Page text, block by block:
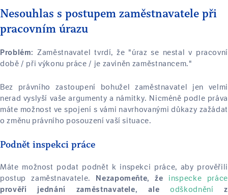
Nesouhlas s postupem zaměstnavatele při
pracovním úrazu
Problém: Zaměstnavatel tvrdí, že "úraz se nestal v pracovní
době / při výkonu práce / je zaviněn zaměstnancem."
Bez právního zastoupení bohužel zaměstnavatel jen velmi
nerad vyslyší vaše argumenty a námitky. Nicméně podle práva
máte možnost ve spojení s vámi navrhovanými důkazy zažádat
o změnu právního posouzení vaší situace.
Podnět inspekci práce
Máte možnost podat podnět k inspekci práce, aby prověřili
postup zaměstnavatele. Nezapomeňte, že inspecke práce
prověří jednání zaměstnavatele, aleodškodnění z